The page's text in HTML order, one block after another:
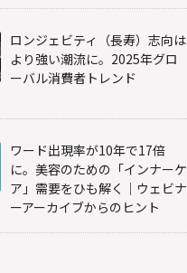
ロンジェビティ（長寿）志向は
より強い潮流に。2025年グロ
ーバル消費者トレンド
ワード出現率が10年で17倍
に。美容のための「インナーケ
ア」需要をひも解く｜ウェビナ
ーアーカイブからのヒント